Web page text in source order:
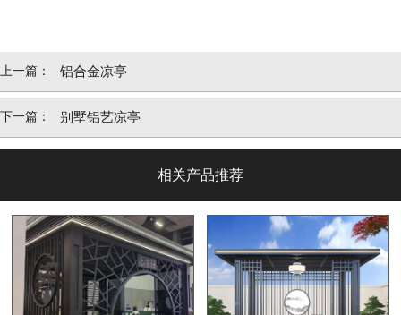
上一篇： 铝合金凉亭
下一篇： 别墅铝艺凉亭
相关产品推荐